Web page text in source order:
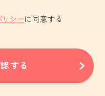
シーに同意する
する